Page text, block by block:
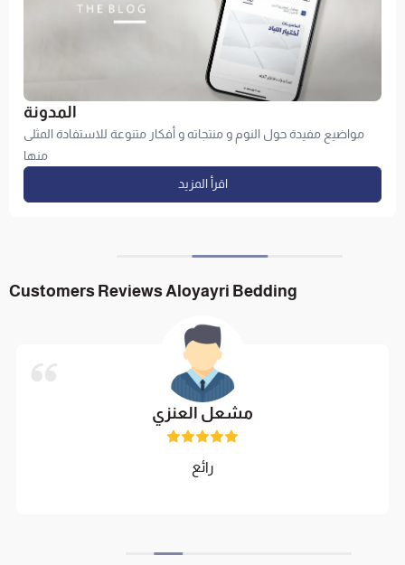
المدونة
مواضيع مفيدة حول النوم و منتجاته و أفكار متنوعة للاستفادة المثلى
منها
اقرأ المزيد
Customers Reviews Aloyayri Bedding
مشعل العنزي
رائع